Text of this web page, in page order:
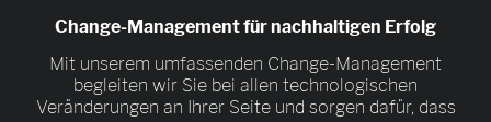
Change-Management für nachhaltigen Erfolg
Mit unserem umfassenden Change-Management
begleiten wir Sie bei allen technologischen
Veränderungen an Ihrer Seite und sorgen dafür, dass